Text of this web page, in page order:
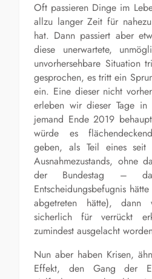
Oft passieren Dinge im
allzu langer Zeit für
hat. Dann passiert aber
diese unerwartete,
unvorhersehbare Situation
gesprochen, es tritt ein
ein. Eine dieser nicht
erleben wir dieser Tage in
jemand Ende 2019
würde es
geben, als Teil eines seit
Ausnahmezustands, ohne
der Bundestag –
Entscheidungsbefugnis
abgetreten hätte), dann
sicherlich für verrückt
zumindest ausgelacht
Nun aber haben Krisen,
Effekt, den Gang der